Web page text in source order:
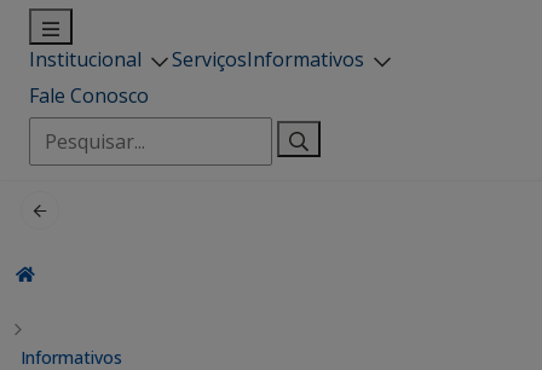
Institucional ServiçosInformativos
Fale Conosco
Pesquisar
por:
Informativos